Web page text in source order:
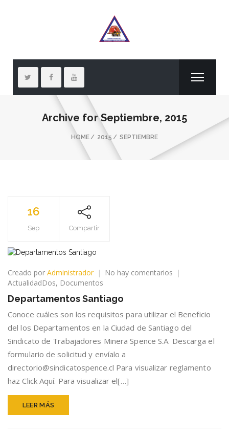
Archive forSeptiembre, 2015
HOME 2015 SEPTIEMBRE
16
Sep Compartir
Creado por Administrador No hay comentarios
en
ActualidadDos, Documentos
Departamentos Santiago
Conoce cuáles son los requisitos para utilizar el Beneficio
del los Departamentos en la Ciudad de Santiago del
Sindicato de Trabajadores Minera Spence S.A. Descarga el
formulario de solicitud y envíalo a
directorio@sindicatospence.cl Para visualizar reglamento
haz Click Aquí. Para visualizar el[…]
LEER MÁS